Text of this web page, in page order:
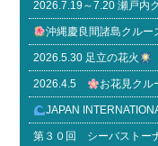
2026.7.19～7.20 瀬戸内
沖縄慶良間諸島クルー
2026.5.30 足立の花火
2026.4.5 お花見クル
JAPAN
第３０回 シーバストー